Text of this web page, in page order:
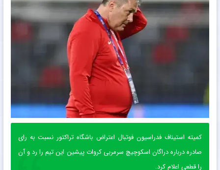
کمیته استیناف فدراسیون فوتبال اعتراض باشگاه تراکتور نسبت به رای
صادره درباره دراگان اسکوچیچ سرمربی کروات پیشین این تیم را رد و آن
را قطعی اعلام کرد.